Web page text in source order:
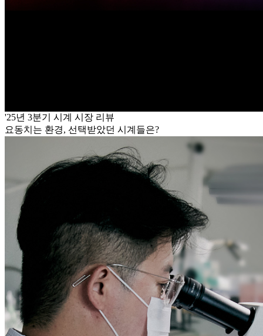
'25년 3분기 시계 시장 리뷰
요동치는 환경, 선택받았던 시계들은?